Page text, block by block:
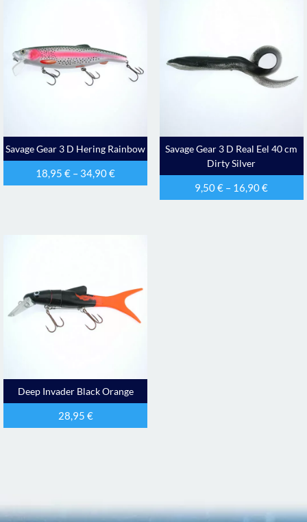
Savage Gear 3 D Hering Rainbow
18,95€ – 34,90€
Savage Gear 3 D Real Eel 40 cm
Dirty Silver
9,50€ – 16,90€
Deep Invader Black Orange
28,95 €